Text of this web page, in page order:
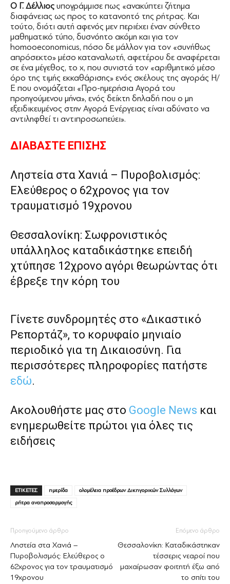
Ο Γ. Δέλλιος υπογράμμισε πως «ανακύπτει ζήτημα
διαφάνειας ως προς το κατανοητό της ρήτρας. Και
τούτο, διότι αυτή αφενός μεν περιέχει έναν σύνθετο
μαθηματικό τύπο, δυσνόητο ακόμη και για τον
homooeconomicus, πόσο δε μάλλον για τον «συνήθως
απρόσεκτο» μέσο καταναλωτή, αφετέρου δε αναφέρεται
σε ένα μέγεθος, το x, που συνιστά τον «αριθμητικό μέσο
όρο της τιμής εκκαθάρισης» ενός σκέλους της αγοράς Η/
Ε που ονομάζεται «Προ-ημερήσια Αγορά του
προηγούμενου μήνα», ενός δείκτη δηλαδή που ο μη
εξειδικευμένος στην Αγορά Ενέργειας είναι αδύνατο να
αντιληφθεί τι αντιπροσωπεύει».
ΔΙΑΒΑΣΤΕ ΕΠΙΣΗΣ
Ληστεία στα Χανιά – Πυροβολισμός:
Ελεύθερος ο 62χρονος για τον
τραυματισμό 19χρονου
Θεσσαλονίκη: Σωφρονιστικός
υπάλληλος καταδικάστηκε επειδή
χτύπησε 12χρονο αγόρι θεωρώντας ότι
έβρεξε την κόρη του
Γίνετε συνδρομητές στο «Δικαστικό
Ρεπορτάζ», το κορυφαίο μηνιαίο
περιοδικό για τη Δικαιοσύνη. Για
περισσότερες πληροφορίες πατήστε
εδώ.
Ακολουθήστε μας στο Google News και
ενημερωθείτε πρώτοι για όλες τις
ειδήσεις
ΕΤΙΚΕΤΕΣ ημερίδα
ολομέλεια προέδρων Δικηγορικών Συλλόγων
ρήτρα αναπροσαρμογής
Προηγούμενο άρθρο
Ληστεία στα Χανιά –
Πυροβολισμός: Ελεύθερος ο
62χρονος για τον τραυματισμό
19χρονου
Επόμενο άρθρο
Θεσσαλονίκη: Καταδικάστηκαν
τέσσερις νεαροί που
μαχαίρωσαν φοιτητή έξω από
το σπίτι του